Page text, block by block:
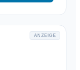
ANZEIGE